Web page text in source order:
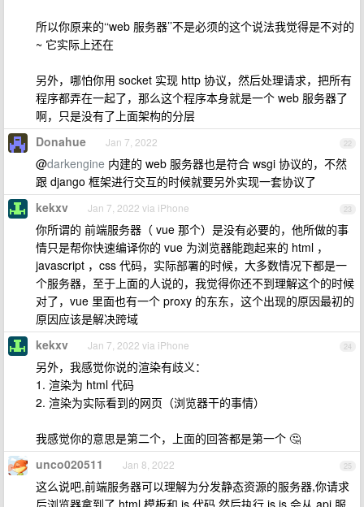
所以你原来的‘‘web 服务器’’不是必须的这个说法我觉得是不对的
~ 它实际上还在
另外，哪怕你用 socket 实现 http 协议，然后处理请求，把所有
程序都弄在一起了，那么这个程序本身就是一个 web 服务器了
啊，只是没有了上面架构的分层
22
Donahue Jan 7, 2022
@darkengine 内建的 web 服务器也是符合 wsgi 协议的，不然
跟 django 框架进行交互的时候就要另外实现一套协议了
23
kekxv Jan 7, 2022 via iPhone
你所谓的 前端服务器（ vue 那个）是没有必要的，他所做的事
情只是帮你快速编译你的 vue 为浏览器能跑起来的 html ，
javascript ，css 代码，实际部署的时候，大多数情况下都是一
个服务器，至于上面的人说的，我觉得你还不到理解这个的时候
对了，vue 里面也有一个 proxy 的东东，这个出现的原因最初的
原因应该是解决跨域
24
kekxv Jan 7, 2022 via iPhone
另外，我感觉你说的渲染有歧义：
1. 渲染为 html 代码
2. 渲染为实际看到的网页（浏览器干的事情）
我感觉你的意思是第二个，上面的回答都是第一个 🤔️
25
unco020511 Jan 8, 2022
这么说吧,前端服务器可以理解为分发静态资源的服务器,你请求